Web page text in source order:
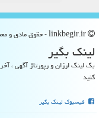
لینك بگیر
بک لینک ارزان و رپورتاژ آگهی ،
کنید
فیسبوک لینک بگیر